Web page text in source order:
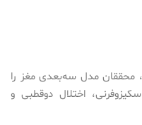
محققان مدل سه‌بعدی مغز را
اختلال دوقطبی و